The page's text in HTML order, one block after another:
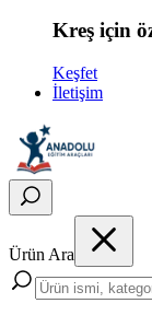
Kreş için
Keşfet
İletişim
Ürün Ara